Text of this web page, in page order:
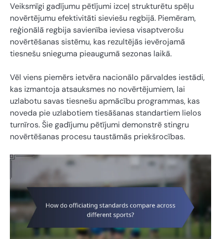
Veiksmīgi gadījumu pētījumi izceļ strukturētu spēļu
novērtējumu efektivitāti sieviešu regbijā. Piemēram,
reģionālā regbija savienība ieviesa visaptverošu
novērtēšanas sistēmu, kas rezultējās ievērojamā
tiesnešu snieguma pieaugumā sezonas laikā.
Vēl viens piemērs ietvēra nacionālo pārvaldes iestādi,
kas izmantoja atsauksmes no novērtējumiem, lai
uzlabotu savas tiesnešu apmācību programmas, kas
noveda pie uzlabotiem tiesāšanas standartiem lielos
turnīros. Šie gadījumu pētījumi demonstrē stingru
novērtēšanas procesu taustāmās priekšrocības.